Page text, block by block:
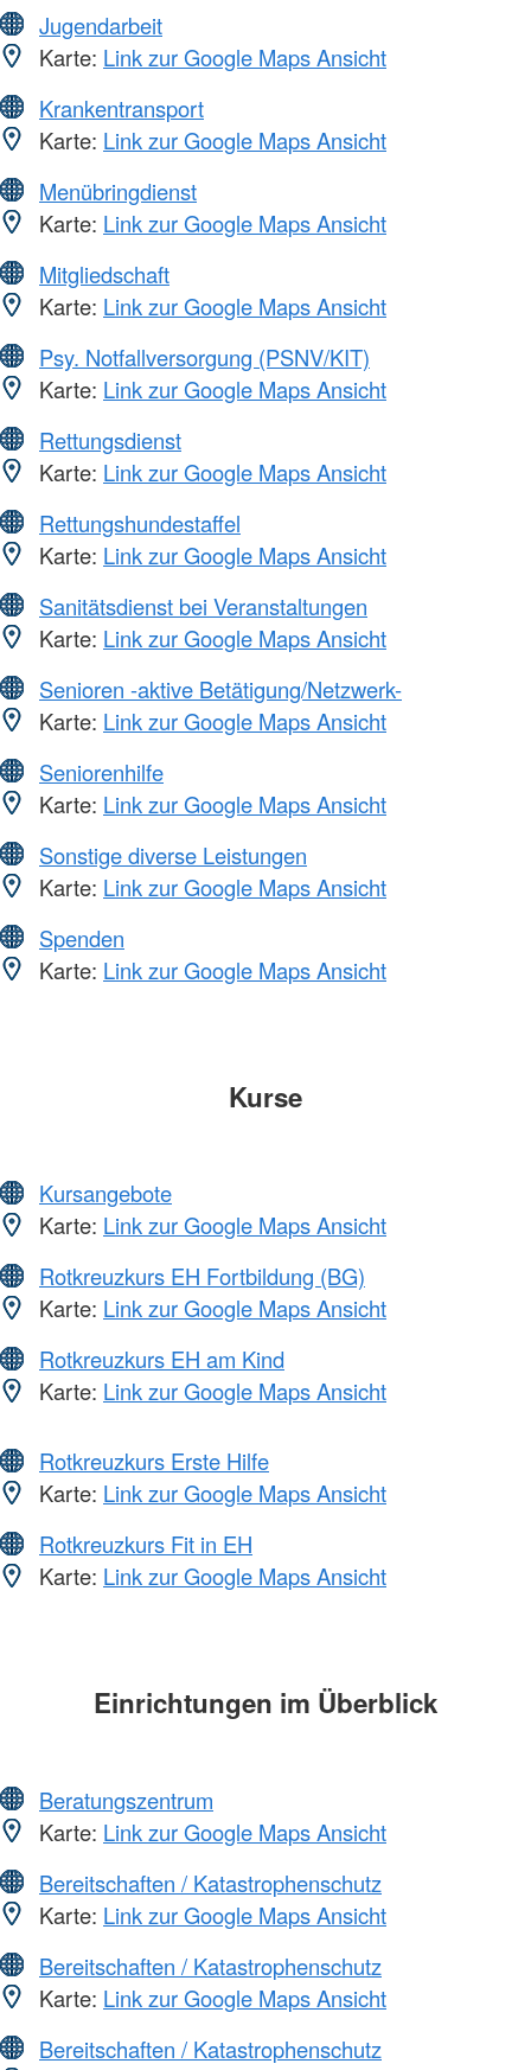
Jugendarbeit
Karte: Link zur Google Maps Ansicht
Krankentransport
Karte: Link zur Google Maps Ansicht
Menübringdienst
Karte: Link zur Google Maps Ansicht
Mitgliedschaft
Karte: Link zur Google Maps Ansicht
Psy. Notfallversorgung (PSNV/KIT)
Karte: Link zur Google Maps Ansicht
Rettungsdienst
Karte: Link zur Google Maps Ansicht
Rettungshundestaffel
Karte: Link zur Google Maps Ansicht
Sanitätsdienst bei Veranstaltungen
Karte: Link zur Google Maps Ansicht
Senioren -aktive Betätigung/Netzwerk-
Karte: Link zur Google Maps Ansicht
Seniorenhilfe
Karte: Link zur Google Maps Ansicht
Sonstige diverse Leistungen
Karte: Link zur Google Maps Ansicht
Spenden
Karte: Link zur Google Maps Ansicht
Kurse
Kursangebote
Karte: Link zur Google Maps Ansicht
Rotkreuzkurs EH Fortbildung (BG)
Karte: Link zur Google Maps Ansicht
Rotkreuzkurs EH am Kind
Karte: Link zur Google Maps Ansicht
Rotkreuzkurs Erste Hilfe
Karte: Link zur Google Maps Ansicht
Rotkreuzkurs Fit in EH
Karte: Link zur Google Maps Ansicht
Einrichtungen im Überblick
Beratungszentrum
Karte: Link zur Google Maps Ansicht
Bereitschaften / Katastrophenschutz
Karte: Link zur Google Maps Ansicht
Bereitschaften / Katastrophenschutz
Karte: Link zur Google Maps Ansicht
Bereitschaften / Katastrophenschutz